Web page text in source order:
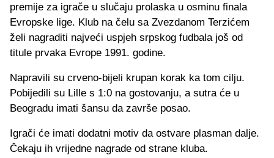
premije za igrače u slučaju prolaska u osminu finala
Evropske lige. Klub na čelu sa Zvezdanom Terzićem
želi nagraditi najveći uspjeh srpskog fudbala još od
titule prvaka Evrope 1991. godine.
Napravili su crveno-bijeli krupan korak ka tom cilju.
Pobijedili su Lille s 1:0 na gostovanju, a sutra će u
Beogradu imati šansu da završe posao.
Igrači će imati dodatni motiv da ostvare plasman dalje.
Čekaju ih vrijedne nagrade od strane kluba.